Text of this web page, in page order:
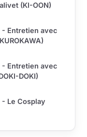
(KI-OON)
- Entretien avec
- Entretien avec
DOKI)
- Le Cosplay